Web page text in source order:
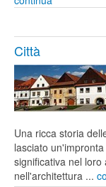
Città
Una ricca storia
lasciato un'impronta
significativa nel loro
nell'architettura ...